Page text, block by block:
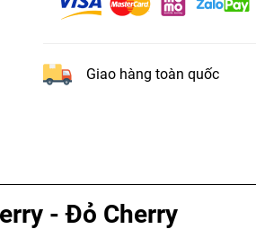
Giao hàng toàn quốc
- Đỏ Cherry